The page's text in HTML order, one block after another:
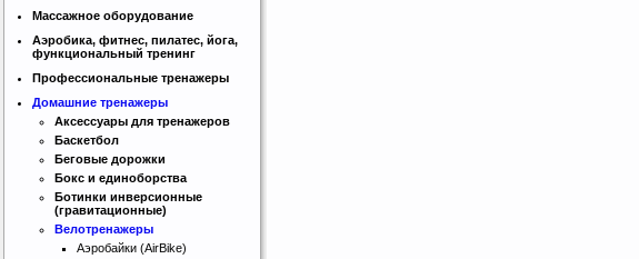
Массажное оборудование
Аэробика, фитнес, пилатес, йога,
функциональный тренинг
Профессиональные тренажеры
Домашние тренажеры
Аксессуары для тренажеров
Баскетбол
Беговые дорожки
Бокс и единоборства
Ботинки инверсионные
(гравитационные)
Велотренажеры
Аэробайки (AirBike)